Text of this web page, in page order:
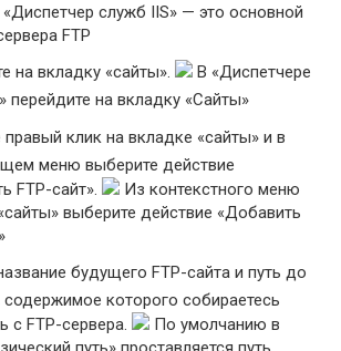
«Диспетчер служб IIS» — это основной
FTP
на вкладку «сайты».
В «Диспетчере
перейдите на вкладку «Сайты»
клик на вкладке «сайты» и в
меню выберите действие
FTP-сайт».
Из контекстного меню
выберите действие «Добавить
будущего FTP-сайта и путь до
содержимое которого собираетесь
с FTP-сервера.
По умолчанию в